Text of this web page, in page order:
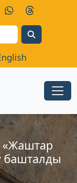
«Жаштар
башталды